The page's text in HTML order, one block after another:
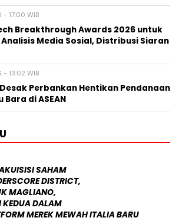
17:00 WIB
Breakthrough Awards 2026 untuk
Media Sosial, Distribusi Siaran
13:02 WIB
Perbankan Hentikan Pendanaan
di ASEAN
SAHAM
DISTRICT,
MAGLIANO,
KEDUA DALAM
MEREK MEWAH ITALIA BARU